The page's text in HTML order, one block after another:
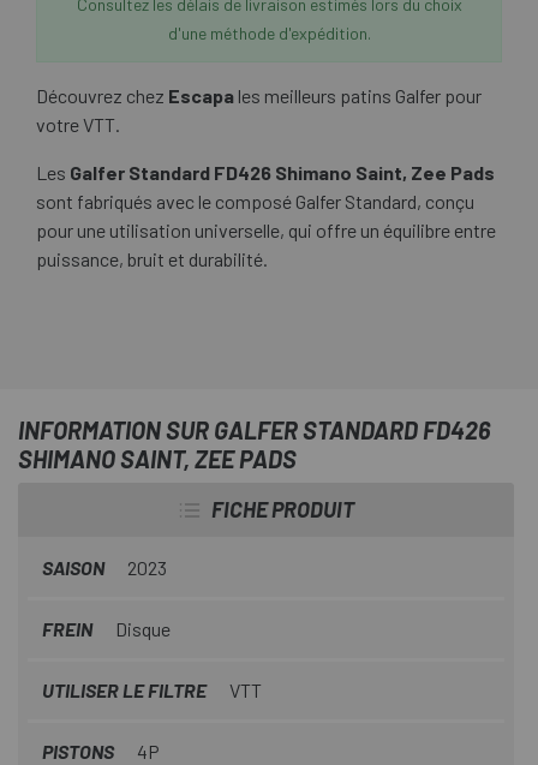
Consultez les délais de livraison estimés lors du choix
d'une méthode d'expédition.
Découvrez chez Escapa les meilleurs patins Galfer pour
votre VTT.
Les Galfer Standard FD426 Shimano Saint, Zee Pads
sont fabriqués avec le composé Galfer Standard, conçu
pour une utilisation universelle, qui offre un équilibre entre
puissance, bruit et durabilité.
INFORMATION SUR GALFER STANDARD FD426
SHIMANO SAINT, ZEE PADS
FICHE PRODUIT
SAISON 2023
FREIN Disque
UTILISER LE FILTRE VTT
PISTONS 4P